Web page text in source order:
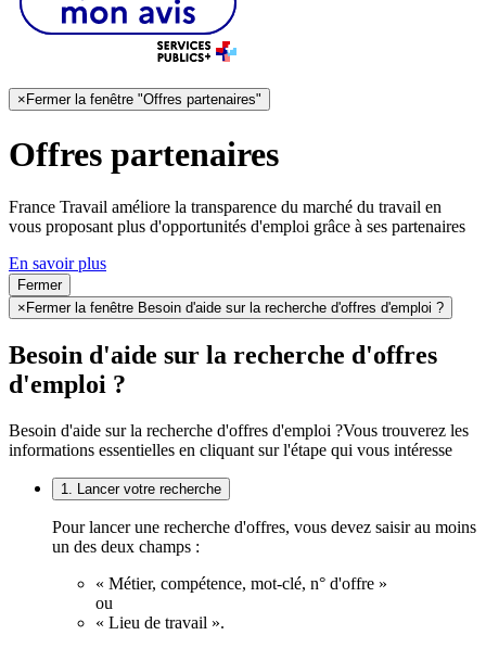
× Fermer la fenêtre "Offres partenaires"
Offres partenaires
France Travail améliore la transparence du marché du travail en
vous proposant plus d'opportunités d'emploi grâce à ses partenaires
En savoir plus
Fermer
× Fermer la fenêtre Besoin d'aide sur la recherche d'offres d'emploi ?
Besoin d'aide sur la recherche d'offres
d'emploi ?
Besoin d'aide sur la recherche d'offres d'emploi ?Vous trouverez les
informations essentielles en cliquant sur l'étape qui vous intéresse
1. Lancer votre recherche
Pour lancer une recherche d'offres, vous devez saisir au moins
un des deux champs :
« Métier, compétence, mot-clé, n° d'offre »
ou
« Lieu de travail ».